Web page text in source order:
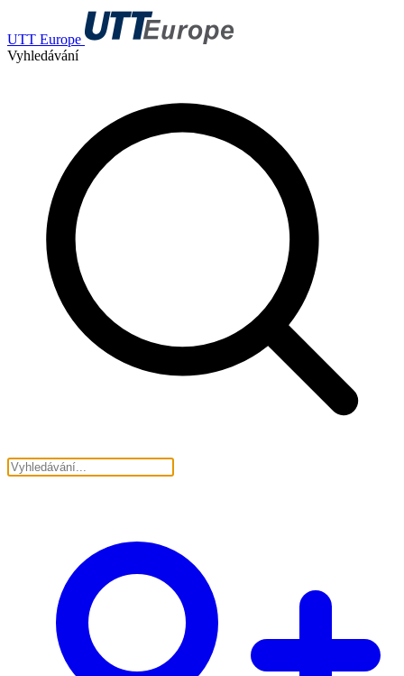
UTT Europe
Vyhledávání